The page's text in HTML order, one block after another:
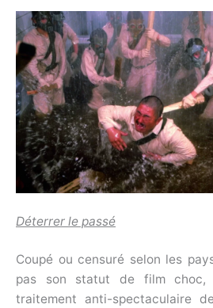
Déterrer le passé
Coupé ou censuré selon les
pas son statut de film choc,
traitement anti-spectaculaire